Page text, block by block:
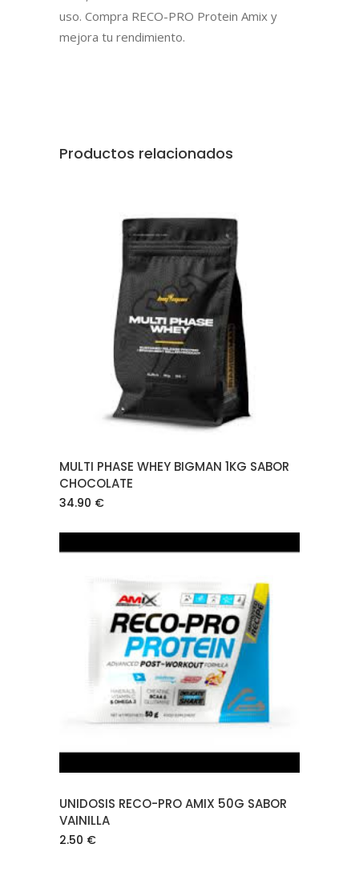
uso. Compra RECO-PRO Protein Amix y
mejora tu rendimiento.
Productos relacionados
AÑADIR AL CARRITO
MULTI PHASE WHEY BIGMAN 1KG SABOR
CHOCOLATE
34.90 €
AÑADIR AL CARRITO
UNIDOSIS RECO-PRO AMIX 50G SABOR
VAINILLA
2.50 €